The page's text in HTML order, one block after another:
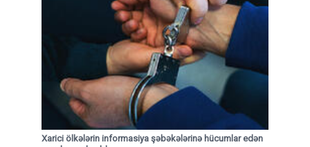
Xarici ölkələrin informasiya şəbəkələrinə hücumlar edən